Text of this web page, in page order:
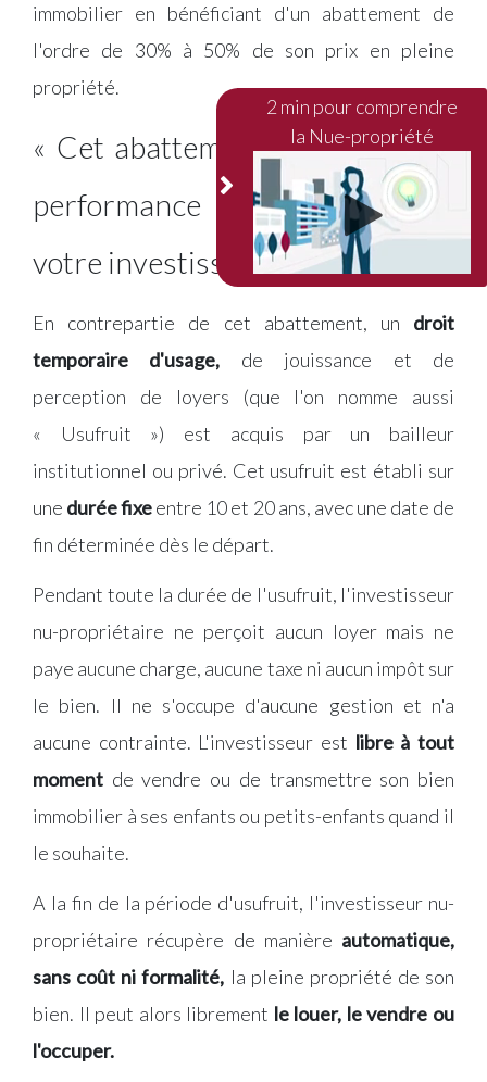
2 min pour comprendre
la Nue-propriété
immobilier en bénéficiant d'un abattement de
l'ordre de 30% à 50% de son prix en pleine
propriété.
« Cet abattement représente la
performance mécanique de
votre investissement »
En contrepartie de cet abattement, un droit
temporaire d'usage, de jouissance et de
perception de loyers (que l'on nomme aussi
« Usufruit ») est acquis par un bailleur
institutionnel ou privé. Cet usufruit est établi sur
une durée fixeentre 10 et 20 ans, avec une date de
fin déterminée dès le départ.
Pendant toute la durée de l'usufruit, l'investisseur
nu-propriétaire ne perçoit aucun loyer mais ne
paye aucune charge, aucune taxe ni aucun impôt sur
le bien. Il ne s'occupe d'aucune gestion et n'a
aucune contrainte. L'investisseur est libre à tout
moment de vendre ou de transmettre son bien
immobilier à ses enfants ou petits-enfants quand il
le souhaite.
A la fin de la période d'usufruit, l'investisseur nu-
propriétaire récupère de manière automatique,
sans coût ni formalité, la pleine propriété de son
bien. Il peut alors librement le louer, le vendre ou
l'occuper.